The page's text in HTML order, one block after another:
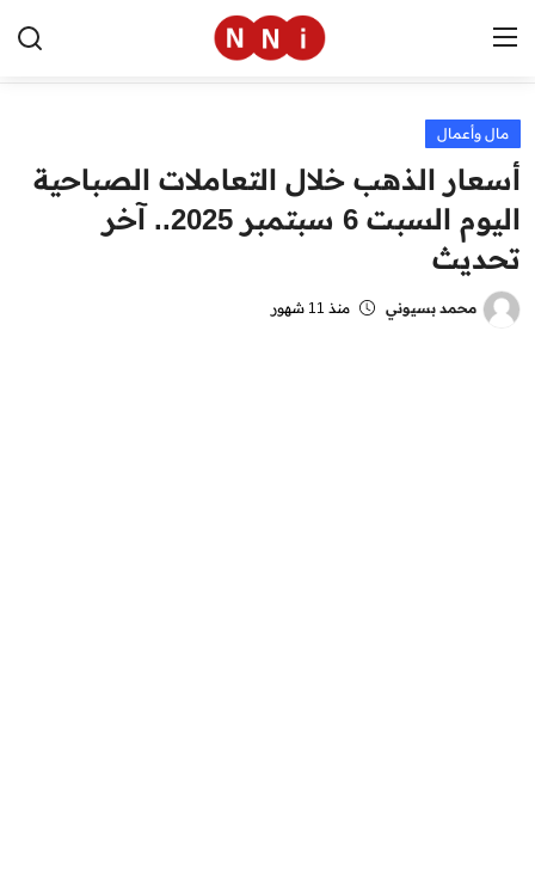
الرئيسية
اخبار مصر
العالم
الرياضة
مال وأعمال
أسعار الذهب خلال التعاملات الصباحية
اليوم السبت 6 سبتمبر 2025.. آخر
تحديث
محمد بسيوني منذ 11 شهور